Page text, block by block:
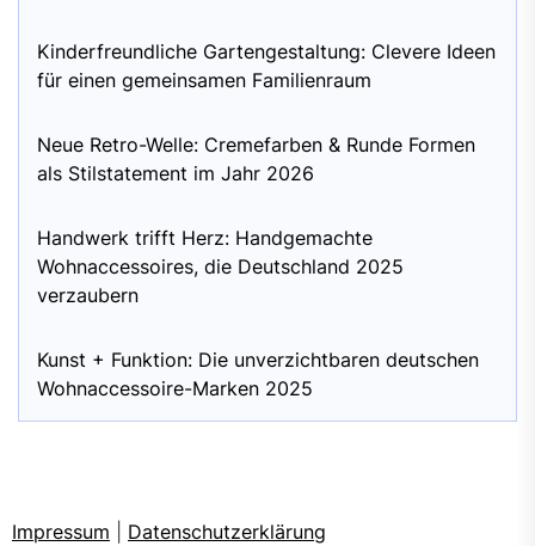
Kinderfreundliche Gartengestaltung: Clevere Ideen
für einen gemeinsamen Familienraum
Neue Retro-Welle: Cremefarben & Runde Formen
als Stilstatement im Jahr 2026
Handwerk trifft Herz: Handgemachte
Wohnaccessoires, die Deutschland 2025
verzaubern
Kunst + Funktion: Die unverzichtbaren deutschen
Wohnaccessoire-Marken 2025
Impressum Datenschutzerklärung